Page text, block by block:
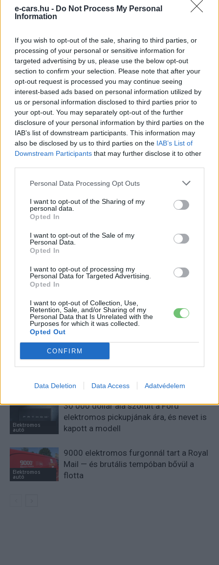
e-cars.hu - Do Not Process My Personal
Information
If you wish to opt-out of the sale, sharing to third parties, or
processing of your personal or sensitive information for
targeted advertising by us, please use the below opt-out
section to confirm your selection. Please note that after your
opt-out request is processed you may continue seeing
interest-based ads based on personal information utilized by
us or personal information disclosed to third parties prior to
your opt-out. You may separately opt-out of the further
disclosure of your personal information by third parties on the
IAB’s list of downstream participants. This information may
also be disclosed by us to third parties on the IAB’s List of
Downstream Participants that may further disclose it to other
Personal Data Processing Opt Outs
I want to opt-out of the Sharing of my
personal data.
Opted In
I want to opt-out of the Sale of my
Personal Data.
Opted In
I want to opt-out of processing my
Personal Data for Targeted Advertising.
Opted In
I want to opt-out of Collection, Use,
Retention, Sale, and/or Sharing of my
Personal Data that Is Unrelated with the
Purposes for which it was collected.
Opted Out
CONFIRM
Data Deletion Data Access Adatvédelem
tartalmakért!
e-mobilitás
Vanderwell
Vanwall Visszatérés
Érdekelnek a legfrissebb hírek az e-autók világából, vagy
foglalkoztatnak a legújabb fejlesztések az elektromosság és a
fenntarthatóság területén? Akkor jó helyen jársz!
KAPCSOLÓDÓ CIKKEK
Tesla: visszatért a régi árazás a magyar
Supercharger-hálózaton
Elektromos
autó
30 000 dollár alá szorult a Ford
elektromos pickupjának ára, és nevet is
kapott a modell
Elektromos
autó
9000 elektromos furgonnál tart a Royal
Mail — és brutális tempóban bővül a
flotta